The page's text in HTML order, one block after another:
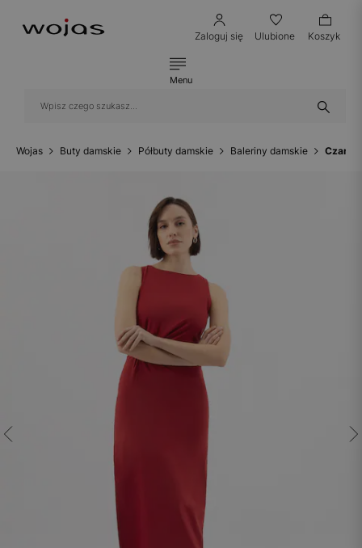
Zaloguj się Ulubione Koszyk
Menu
Wojas Buty damskie Półbuty damskie Baleriny damskie Czarne